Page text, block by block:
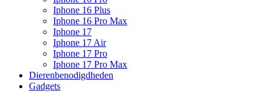
Iphone 16 Plus
Iphone 16 Pro Max
Iphone 17
Iphone 17 Air
Iphone 17 Pro
Iphone 17 Pro Max
Dierenbenodigdheden
Gadgets